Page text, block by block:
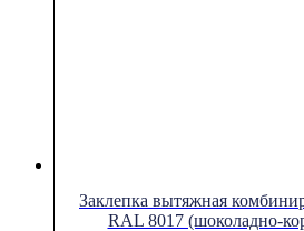
Заклепка вытяжная
RAL 8017 (шоколадно-